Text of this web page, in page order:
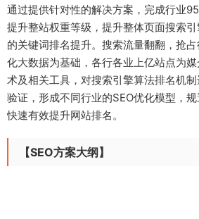
通过提供针对性的解决方案，完成行业
提升整站权重等级，提升整体页面搜索
的关键词排名提升。搜索流量翻翻，抢
化大数据为基础，各行各业上亿站点为
术及相关工具，对搜索引擎算法排名机制
验证，形成不同行业的SEO优化模型，
快速有效提升网站排名。
【SEO方案大纲】